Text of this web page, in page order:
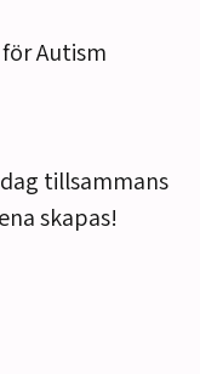
Autism
tillsammans
skapas!